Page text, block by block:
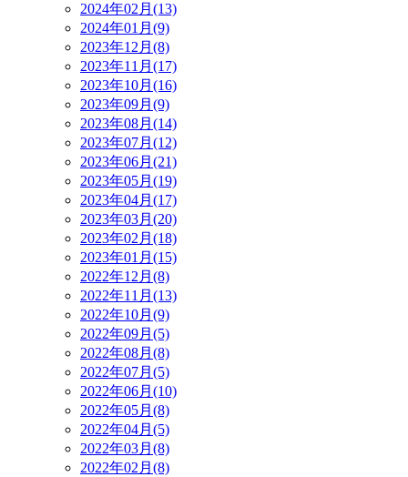
2024年02月(13)
2024年01月(9)
2023年12月(8)
2023年11月(17)
2023年10月(16)
2023年09月(9)
2023年08月(14)
2023年07月(12)
2023年06月(21)
2023年05月(19)
2023年04月(17)
2023年03月(20)
2023年02月(18)
2023年01月(15)
2022年12月(8)
2022年11月(13)
2022年10月(9)
2022年09月(5)
2022年08月(8)
2022年07月(5)
2022年06月(10)
2022年05月(8)
2022年04月(5)
2022年03月(8)
2022年02月(8)